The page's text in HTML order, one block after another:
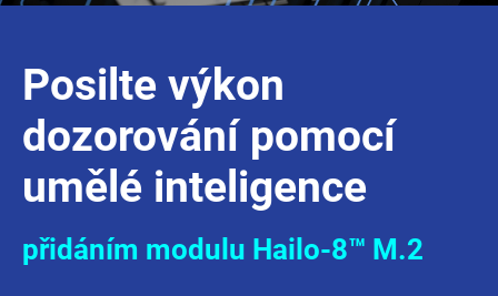
Posilte výkon
dozorování pomocí
umělé inteligence
přidáním modulu Hailo-8™ M.2